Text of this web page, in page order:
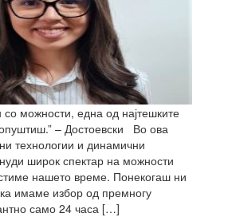
со можности, една од најтешките
– Достоевски Во ова
технологии и динамични
широк спектар на можности
нашето време. Понекогаш ни
имаме избор од премногу
само 24 часа […]